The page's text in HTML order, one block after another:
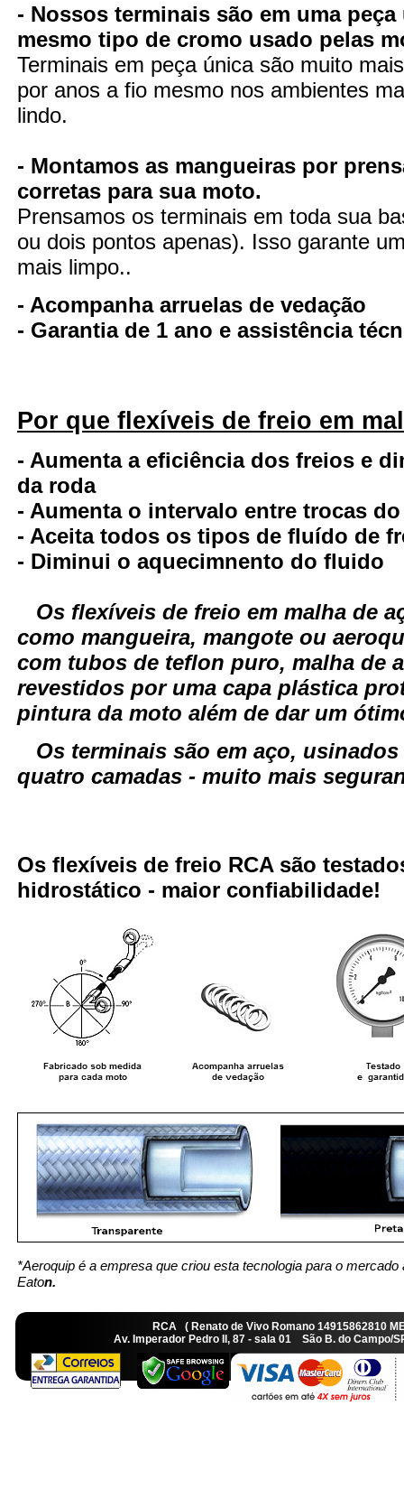
- Nossos terminais são em uma
mesmo tipo de cromo usado pelas
Terminais em peça única são muito
por anos a fio mesmo nos ambientes
lindo.
- Montamos as mangueiras por
corretas para sua moto.
Prensamos os terminais em toda sua
ou dois pontos apenas). Isso garante
mais limpo..
- Acompanha arruelas de vedação
- Garantia de 1 ano e assistência
Por que flexíveis de freio em
- Aumenta a eficiência dos freios e
da roda
- Aumenta o intervalo entre trocas
- Aceita todos os tipos de fluído de
- Diminui o aquecimnento do fluido
Os flexíveis de freio em malha de
como mangueira, mangote ou
com tubos de teflon puro, malha de
revestidos por uma capa plástica
pintura da moto além de dar um
Os terminais são em aço, usinados
quatro camadas - muito mais
Os flexíveis de freio RCA são
hidrostático - maior confiabilidade!
*Aeroquip é a empresa que criou esta tecnologia para o
Eaton.
RCA ( Renato de Vivo Romano
Av. Imperador Pedro II, 87 - sala 01 São B. do